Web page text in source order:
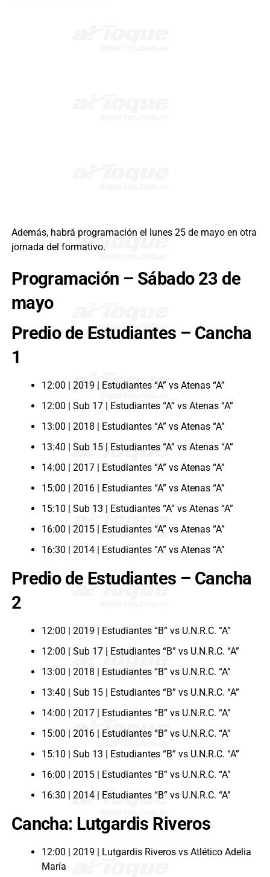
Además, habrá programación el lunes 25 de mayo en otra
jornada del formativo.
Programación – Sábado 23 de
mayo
Predio de Estudiantes – Cancha
1
12:00 | 2019 | Estudiantes “A” vs Atenas “A”
12:00 | Sub 17 | Estudiantes “A” vs Atenas “A”
13:00 | 2018 | Estudiantes “A” vs Atenas “A”
13:40 | Sub 15 | Estudiantes “A” vs Atenas “A”
14:00 | 2017 | Estudiantes “A” vs Atenas “A”
15:00 | 2016 | Estudiantes “A” vs Atenas “A”
15:10 | Sub 13 | Estudiantes “A” vs Atenas “A”
16:00 | 2015 | Estudiantes “A” vs Atenas “A”
16:30 | 2014 | Estudiantes “A” vs Atenas “A”
Predio de Estudiantes – Cancha
2
12:00 | 2019 | Estudiantes “B” vs U.N.R.C. “A”
12:00 | Sub 17 | Estudiantes “B” vs U.N.R.C. “A”
13:00 | 2018 | Estudiantes “B” vs U.N.R.C. “A”
13:40 | Sub 15 | Estudiantes “B” vs U.N.R.C. “A”
14:00 | 2017 | Estudiantes “B” vs U.N.R.C. “A”
15:00 | 2016 | Estudiantes “B” vs U.N.R.C. “A”
15:10 | Sub 13 | Estudiantes “B” vs U.N.R.C. “A”
16:00 | 2015 | Estudiantes “B” vs U.N.R.C. “A”
16:30 | 2014 | Estudiantes “B” vs U.N.R.C. “A”
Cancha: Lutgardis Riveros
12:00 | 2019 | Lutgardis Riveros vs Atlético Adelia
María